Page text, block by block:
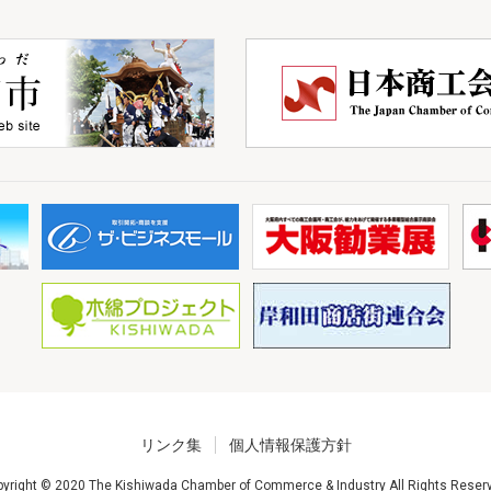
リンク集 個人情報保護方針
© 2020 The Kishiwada Chamber of Commerce & Industry All Rights